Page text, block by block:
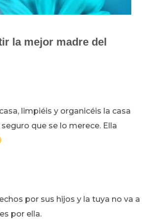
la mejor madre del
limpiéis y organicéis la casa
que se lo merece. Ella
por sus hijos y la tuya no va a
por ella.